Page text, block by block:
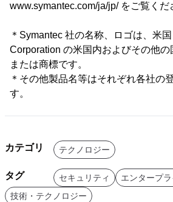
www.symantec.com/ja/jp/ をご覧くだ
＊Symantec 社の名称、ロゴは、米
Corporation の米国内およびその他
または商標です。
＊その他製品名等はそれぞれ各社の
す。
カテゴリ テクノロジー
タグ セキュリティ
エンタープ
技術・テクノロジー